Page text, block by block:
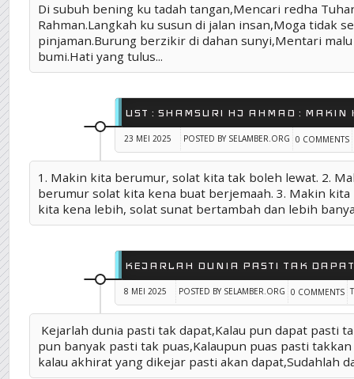
Di subuh bening ku tadah tangan,Mencari redha
Rahman.Langkah ku susun di jalan insan,Moga tidak
pinjaman.Burung berzikir di dahan sunyi,Mentari
bumi.Hati yang tulus...
UST : SHAMSURI HJ AHMAD : MAKIN
23 MEI 2025 POSTED BY SELAMBER.ORG 0 COMMENTS
1. Makin kita berumur, solat kita tak boleh lewat. 2.
berumur solat kita kena buat berjemaah. 3. Makin
kita kena lebih, solat sunat bertambah dan lebih
KEJARLAH DUNIA PASTI TAK DAPAT
8 MEI 2025 POSTED BY SELAMBER.ORG 0 COMMENTS
Kejarlah dunia pasti tak dapat,Kalau pun dapat pasti
pun banyak pasti tak puas,Kalaupun puas pasti takkan
kalau akhirat yang dikejar pasti akan dapat,Sudahlah